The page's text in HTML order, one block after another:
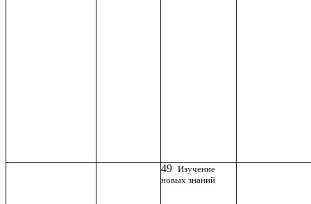
49 Изучение
новых знаний